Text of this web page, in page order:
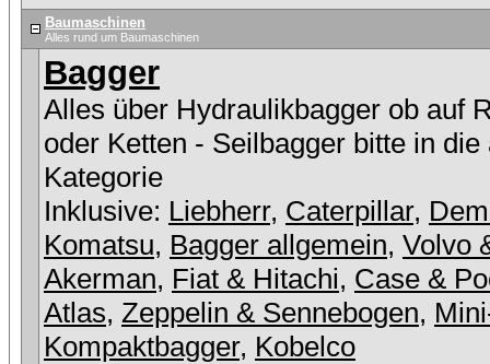
Baumaschinen
Alles rund um Baumaschinen
Bagger
Alles über Hydraulikbagger ob auf
oder Ketten - Seilbagger bitte in die
Kategorie
Inklusive: Liebherr, Caterpillar,
Komatsu, Bagger allgemein, Volvo
Akerman, Fiat & Hitachi, Case &
Atlas, Zeppelin & Sennebogen,
Kompaktbagger, Kobelco